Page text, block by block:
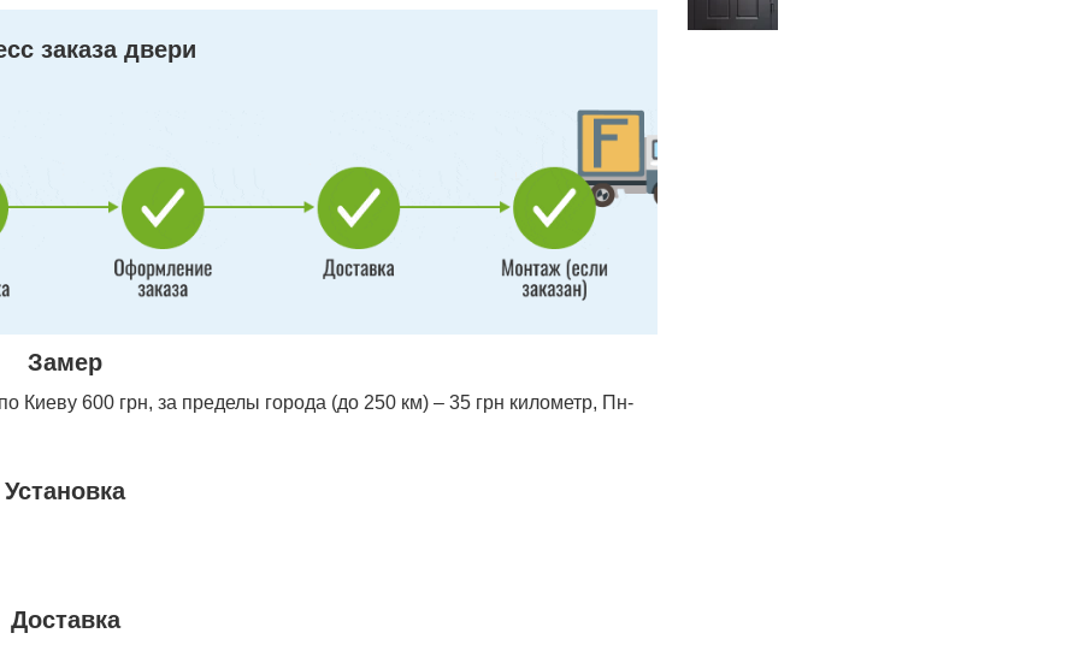
заказа двери
Замер
Киеву 600 грн, за пределы города (до 250 км) – 35 грн километр, Пн-
Установка
Доставка